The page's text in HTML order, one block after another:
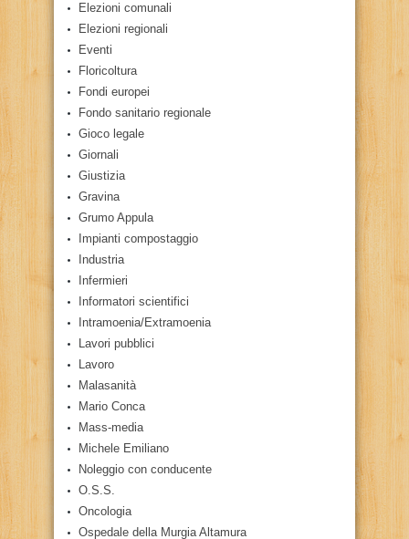
Elezioni comunali
Elezioni regionali
Eventi
Floricoltura
Fondi europei
Fondo sanitario regionale
Gioco legale
Giornali
Giustizia
Gravina
Grumo Appula
Impianti compostaggio
Industria
Infermieri
Informatori scientifici
Intramoenia/Extramoenia
Lavori pubblici
Lavoro
Malasanità
Mario Conca
Mass-media
Michele Emiliano
Noleggio con conducente
O.S.S.
Oncologia
Ospedale della Murgia Altamura